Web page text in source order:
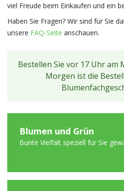
viel Freude beim Einkaufen und ein
Haben Sie Fragen? Wir sind für Sie
unsere FAQ-Seite anschauen.
Bestellen Sie vor 17 Uhr am
Morgen ist die
Blumen und Grün
Bunte Vielfalt speziell für Sie